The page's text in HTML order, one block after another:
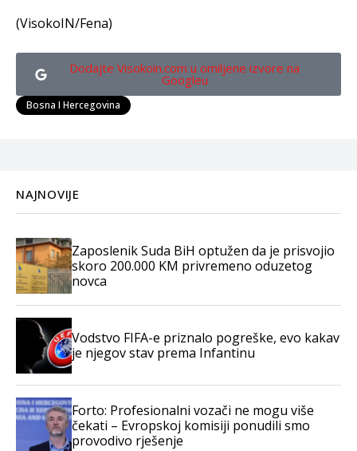
(VisokoIN/Fena)
Dodajte Visokoin.com u omiljene izvore na
Googleu
Bosna I Hercegovina
NAJNOVIJE
Zaposlenik Suda BiH optužen da je prisvojio
skoro 200.000 KM privremeno oduzetog
novca
Vodstvo FIFA-e priznalo pogreške, evo kakav
je njegov stav prema Infantinu
Forto: Profesionalni vozači ne mogu više
čekati – Evropskoj komisiji ponudili smo
provodivo rješenje